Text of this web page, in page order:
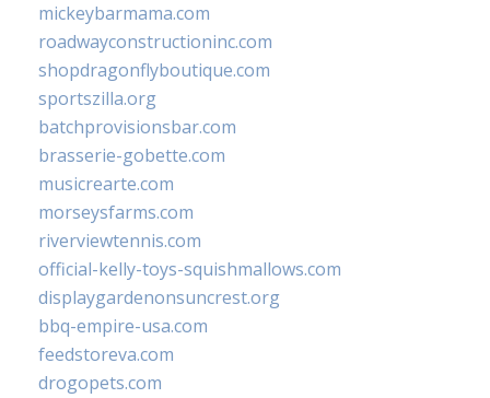
mickeybarmama.com
roadwayconstructioninc.com
shopdragonflyboutique.com
sportszilla.org
batchprovisionsbar.com
brasserie-gobette.com
musicrearte.com
morseysfarms.com
riverviewtennis.com
official-kelly-toys-squishmallows.com
displaygardenonsuncrest.org
bbq-empire-usa.com
feedstoreva.com
drogopets.com